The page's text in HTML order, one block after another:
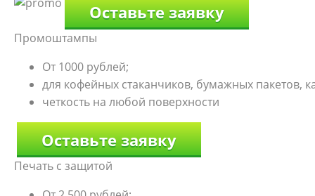
Оставьте заявку
Промоштампы
От 1000 рублей;
для кофейных стаканчиков, бумажных пакетов,
четкость на любой поверхности
Оставьте заявку
Печать с защитой